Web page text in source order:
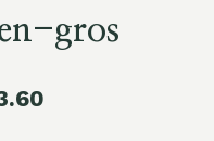
gros